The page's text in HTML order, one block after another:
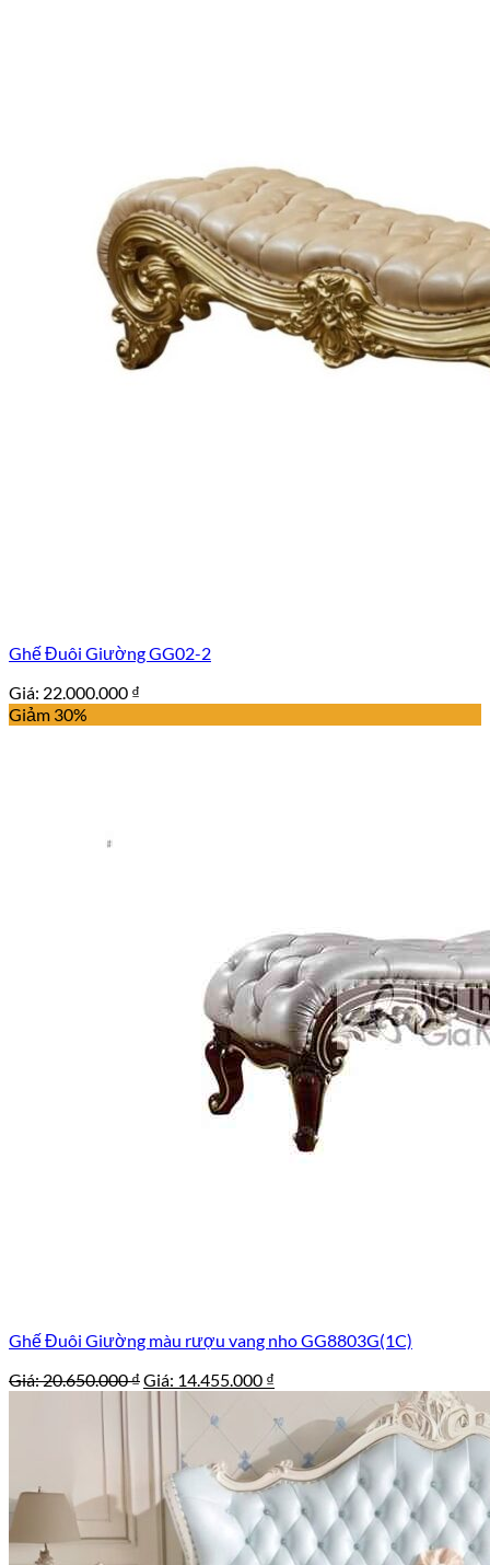
Ghế Đuôi Giường GG02-2
Giá: 22.000.000 ₫
Giảm 30%
Ghế Đuôi Giường màu rượu vang nho GG8803G(1C)
Giá:20.650.000₫Giá
20.650.000 ₫.
Giá: 14.455.000 ₫
tại
là:
14.455.000 ₫.